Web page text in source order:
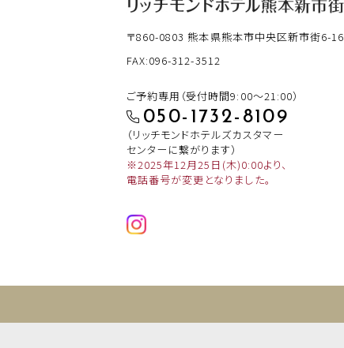
〒860-0803熊本県熊本市中央区新市街6-16
FAX:096-312-3512
ご予約専用（受付時間9:00～21:00）
050-1732-8109
（リッチモンドホテルズカスタマー
センターに繋がります）
※2025年12月25日(木)0:00より、
電話番号が変更となりました。